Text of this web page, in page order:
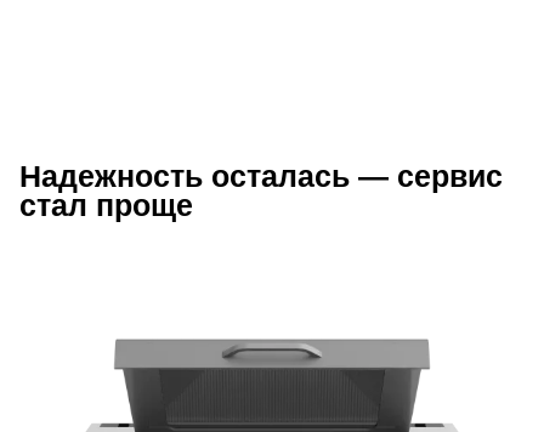
Описание преимуществ Wattsan
Надежность осталась — сервис
стал проще